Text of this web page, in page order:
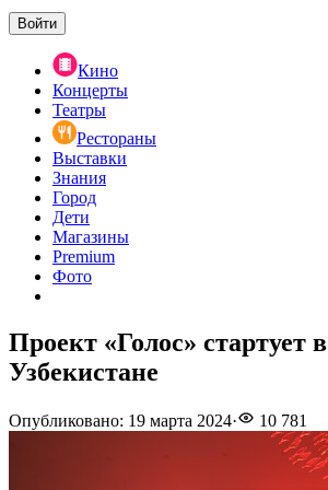
Войти
Кино
Концерты
Театры
Рестораны
Выставки
Знания
Город
Дети
Магазины
Premium
Фото
Проект «Голос» стартует в
Узбекистане
Опубликовано: 19 марта 2024· 10 781